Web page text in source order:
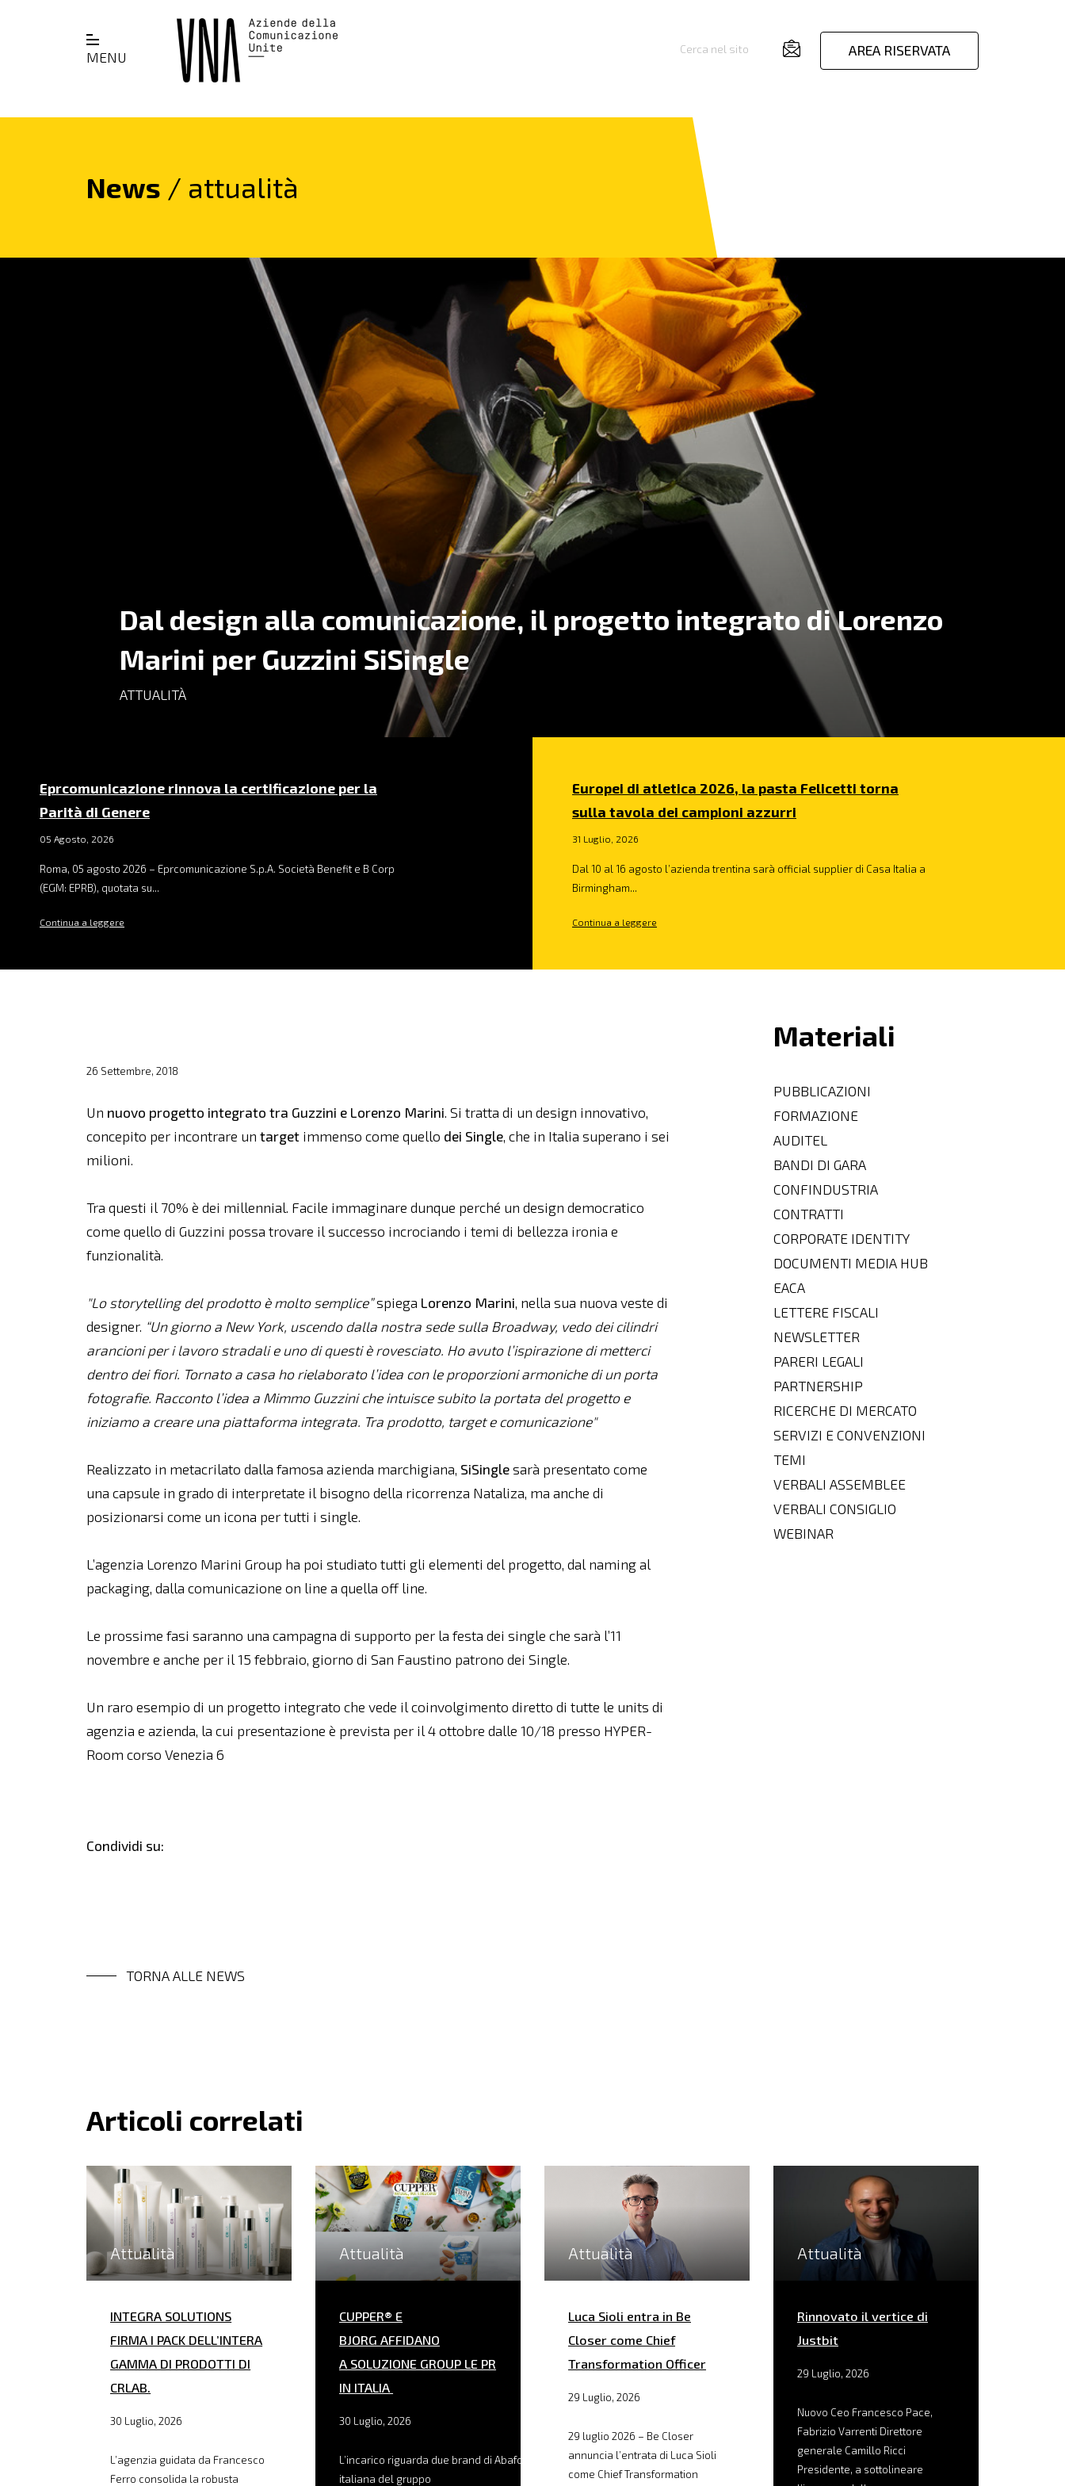
MENU
Cerca nel sito AREA RISERVATA
News / attualità
Dal design alla comunicazione, il progetto integrato di Lorenzo
Marini per Guzzini SiSingle
ATTUALITÀ
Eprcomunicazione rinnova la certificazione per la
Parità di Genere
05 Agosto, 2026
Roma, 05 agosto 2026 – Eprcomunicazione S.p.A. Società Benefit e B Corp
(EGM: EPRB), quotata su...
Continua a leggere
Europei di atletica 2026, la pasta Felicetti torna
sulla tavola dei campioni azzurri
31 Luglio, 2026
Dal 10 al 16 agosto l’azienda trentina sarà official supplier di Casa Italia a
Birmingham...
Continua a leggere
26 Settembre, 2018
Un nuovo progetto integrato tra Guzzini e Lorenzo Marini. Si tratta di un design innovativo,
concepito per incontrare untarget immenso come quello dei Single, che in Italia superano i sei
milioni.
Tra questi il 70% è dei millennial. Facile immaginare dunque perché un design democratico
come quello di Guzzini possa trovare il successo incrociando i temi di bellezza ironia e
funzionalità.
"Lo storytelling del prodotto è molto semplice”spiega Lorenzo Marini, nella sua nuova veste di
designer. “Un giorno a New York, uscendo dalla nostra sede sulla Broadway, vedo dei cilindri
arancioni per i lavoro stradali e uno di questi è rovesciato. Ho avuto l’ispirazione di metterci
dentro dei fiori. Tornato a casa ho rielaborato l’idea con le proporzioni armoniche di un porta
fotografie. Racconto l’idea a Mimmo Guzzini che intuisce subito la portata del progetto e
iniziamo a creare una piattaforma integrata. Tra prodotto, target e comunicazione"
Realizzato in metacrilato dalla famosa azienda marchigiana, SiSinglesarà presentato come
una capsule in grado di interpretate il bisogno della ricorrenza Nataliza, ma anche di
posizionarsi come un icona per tutti i single.
L’agenzia Lorenzo Marini Group ha poi studiato tutti gli elementi del progetto, dal naming al
packaging, dalla comunicazione on line a quella off line.
Le prossime fasi saranno una campagna di supporto per la festa dei single che sarà l’11
novembre e anche per il 15 febbraio, giorno di San Faustino patrono dei Single.
Un raro esempio di un progetto integrato che vede il coinvolgimento diretto di tutte le units di
agenzia e azienda, la cui presentazione è prevista per il 4 ottobre dalle 10/18 presso HYPER-
Room corso Venezia 6
Condividi su:
TORNA ALLE NEWS
Materiali
PUBBLICAZIONI
FORMAZIONE
AUDITEL
BANDI DI GARA
CONFINDUSTRIA
CONTRATTI
CORPORATE IDENTITY
DOCUMENTI MEDIA HUB
EACA
LETTERE FISCALI
NEWSLETTER
PARERI LEGALI
PARTNERSHIP
RICERCHE DI MERCATO
SERVIZI E CONVENZIONI
TEMI
VERBALI ASSEMBLEE
VERBALI CONSIGLIO
WEBINAR
Articoli correlati
Attualità
INTEGRA SOLUTIONS
FIRMA I PACK DELL’INTERA
GAMMA DI PRODOTTI DI
CRLAB.
30 Luglio, 2026
L’agenzia guidata da Francesco
Ferro consolida la robusta
Attualità
CUPPER® E
BJORG AFFIDANO
A SOLUZIONE GROUP LE PR
IN ITALIA
30 Luglio, 2026
L’incarico riguarda due brand di Abafoods, filiale
italiana del gruppo
Attualità
Luca Sioli entra in Be
Closer come Chief
Transformation Officer
29 Luglio, 2026
29 luglio 2026 – Be Closer
annuncia l’entrata di Luca Sioli
come Chief Transformation
Attualità
Rinnovato il vertice di
Justbit
29 Luglio, 2026
Nuovo Ceo Francesco Pace,
Fabrizio Varrenti Direttore
generale Camillo Ricci
Presidente, a sottolineare